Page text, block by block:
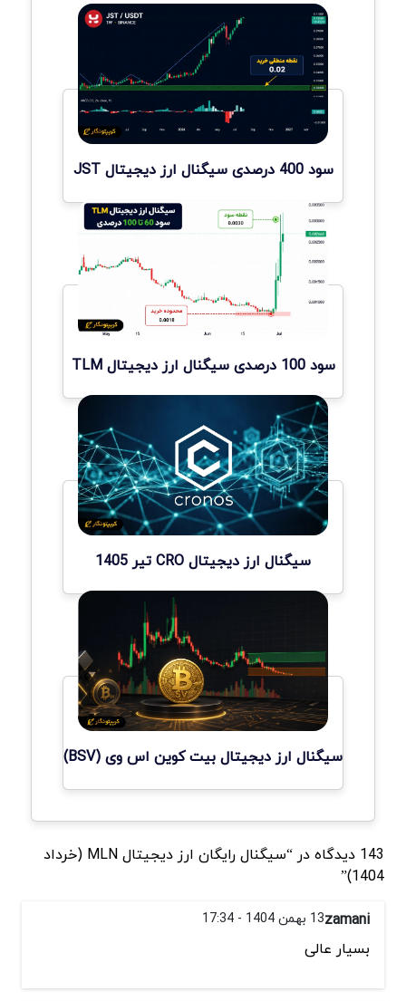
سود 400 درصدی سیگنال ارز دیجیتال JST
سود 100 درصدی سیگنال ارز دیجیتال TLM
سیگنال ارز دیجیتال CRO تیر 1405
سیگنال ارز دیجیتال بیت کوین اس وی (BSV)
143 دیدگاه در “سیگنال رایگان ارز دیجیتال MLN (خرداد
1404)”
zamani13 بهمن 1404 - 17:34
بسیار عالی